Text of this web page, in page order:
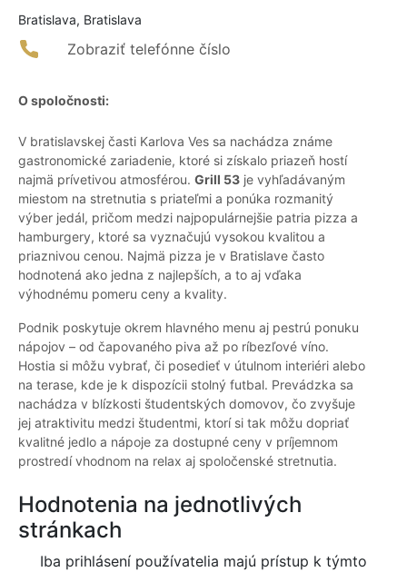
Bratislava, Bratislava
Zobraziť telefónne číslo
O spoločnosti:
V bratislavskej časti Karlova Ves sa nachádza známe
gastronomické zariadenie, ktoré si získalo priazeň hostí
najmä prívetivou atmosférou. Grill 53 je vyhľadávaným
miestom na stretnutia s priateľmi a ponúka rozmanitý
výber jedál, pričom medzi najpopulárnejšie patria pizza a
hamburgery, ktoré sa vyznačujú vysokou kvalitou a
priaznivou cenou. Najmä pizza je v Bratislave často
hodnotená ako jedna z najlepších, a to aj vďaka
výhodnému pomeru ceny a kvality.
Podnik poskytuje okrem hlavného menu aj pestrú ponuku
nápojov – od čapovaného piva až po ríbezľové víno.
Hostia si môžu vybrať, či posedieť v útulnom interiéri alebo
na terase, kde je k dispozícii stolný futbal. Prevádzka sa
nachádza v blízkosti študentských domovov, čo zvyšuje
jej atraktivitu medzi študentmi, ktorí si tak môžu dopriať
kvalitné jedlo a nápoje za dostupné ceny v príjemnom
prostredí vhodnom na relax aj spoločenské stretnutia.
Hodnotenia na jednotlivých
stránkach
Iba prihlásení používatelia majú prístup k týmto